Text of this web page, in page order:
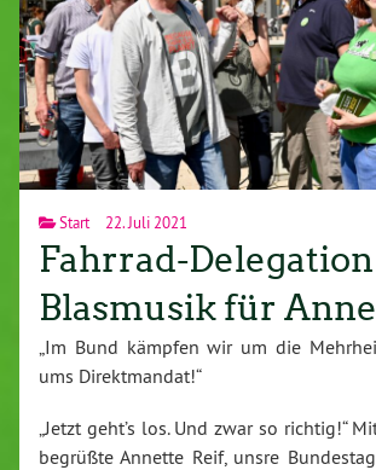
Start 22. Juli 2021
Fahrrad-
Blasmusik für
„Im Bund kämpfen wir um die
ums Direktmandat!“
„Jetzt geht’s los. Und zwar so richtig!“
begrüßte Annette Reif, unsre